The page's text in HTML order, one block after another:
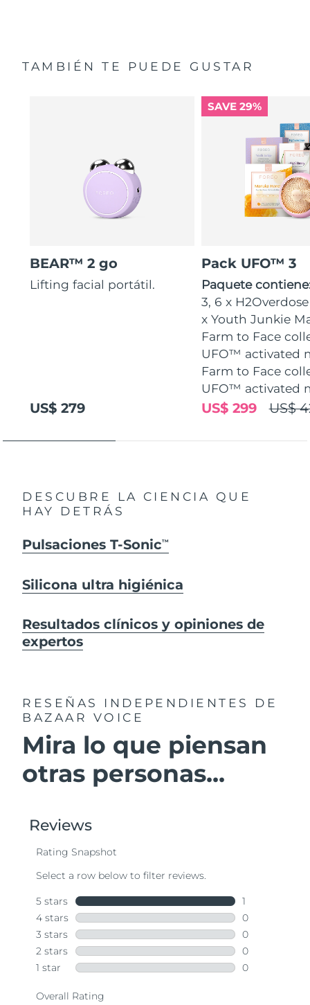
TAMBIÉN TE PUEDE GUSTAR
BEAR™ 2 go
Lifting facial portátil.
US$ 279
SAVE 29%
Pack UFO™ 3
Paquete
3, 6 x
x Youth Junkie
Farm to Face
UFO™ activated
Farm to Face
UFO™ activated
US$
US$ 299
DESCUBRE LA CIENCIA QUE
HAY DETRÁS
Pulsaciones T-SonicTM
Silicona ultra higiénica
Resultados clínicos y opiniones de
expertos
RESEÑAS INDEPENDIENTES
DE
BAZAAR VOICE
Mira lo que piensan
otras personas...